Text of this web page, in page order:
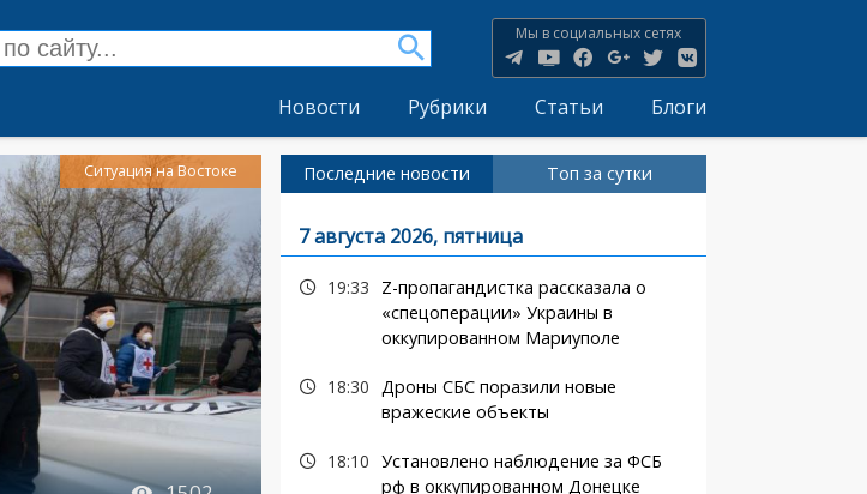
Мы в социальных сетях
Новости Рубрики Статьи Блоги
Ситуация на Востоке Последние новости Топ за сутки
7 августа 2026, пятница
19:33
Z-пропагандистка рассказала о
«спецоперации» Украины в
оккупированном Мариуполе
18:30 Дроны СБС поразили новые
вражеские объекты
18:10 Установлено наблюдение за ФСБ
рф в оккупированном Донецке